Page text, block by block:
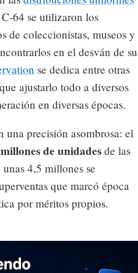
64 se utilizaron los
de coleccionistas, museos y
en el desván de su
se dedica entre otras
ajustarlo todo a diversos
en diversas épocas.
precisión asombrosa: el
de unidades de las
4,5 millones se
que marcó época
por méritos propios.